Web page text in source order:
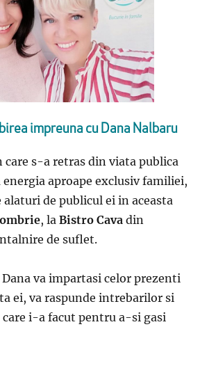
impreuna cu Dana Nalbaru
care s-a retras din viata publica
aproape exclusiv familiei,
alaturi de publicul ei in aceasta
, la Bistro Cava din
de suflet.
va impartasi celor prezenti
ei, va raspunde intrebarilor si
care i-a facut pentru a-si gasi